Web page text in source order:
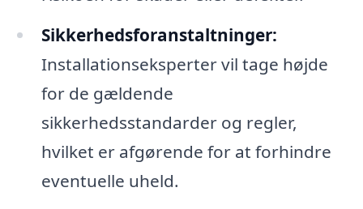
Sikkerhedsforanstaltninger:
Installationseksperter vil tage højde
for de gældende
sikkerhedsstandarder og regler,
hvilket er afgørende for at forhindre
eventuelle uheld.